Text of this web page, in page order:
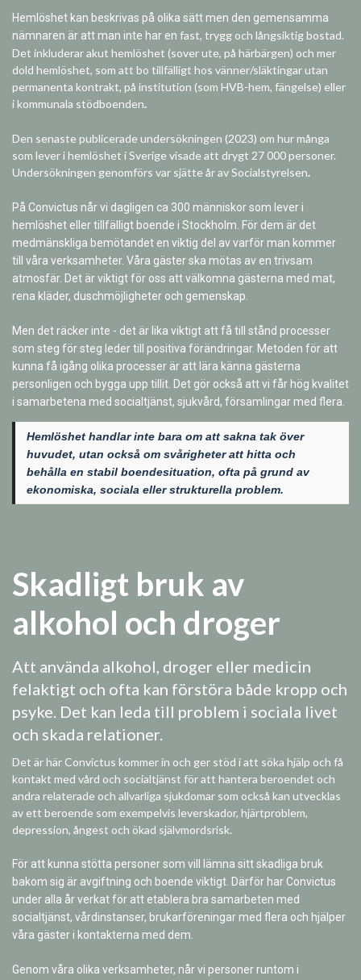
Hemlöshet kan beskrivas på olika sätt men den gemensamma
nämnaren är att man inte har en fast, trygg och långsiktig bostad.
Det inkluderar akut hemlöshet (sover ute, på härbärgen) och mer
dold hemlöshet, som att bo tillfälligt hos vänner/släktingar utan
permanenta kontrakt, på institution (som HVB-hem, fängelse) eller
i kommunala stödboenden.
Den senaste publicerade undersökningen (2023) om hur många
som lever i hemlöshet i Sverige visade att drygt 27 000 personer.
Undersökningen genomförs var sjätte år av Socialstyrelsen.
På Convictus når vi dagligen ca 300 människor som lever i
hemlöshet eller tillfälligt boende i Stockholm. För dem är det
medmänskliga bemötandet en viktig del av varför man kommer
till våra verksamheter. Våra gäster ska mötas av en trivsam
atmosfär. Det är viktigt för oss att välkomna gästerna med mat,
rena kläder, duschmöjligheter och gemenskap.
Men det räcker inte - det är lika viktigt att få till stånd processer
som steg för steg leder till positiva förändringar. Metoden för att
kunna få igång olika processer är att lära känna gästerna
personligen och bygga upp tillit. Det gör också att vi får hög kvalitet
i samarbetena med socialtjänst, sjukvård, församlingar med flera.
Hemlöshet handlar inte bara om att sakna tak över
huvudet, utan också om svårigheter att hitta och
behålla en stabil boendesituation, ofta på grund av
ekonomiska, sociala eller strukturella problem.
Skadligt bruk av
alkohol och droger
Att använda alkohol, droger eller medicin
felaktigt och ofta kan förstöra både kropp och
psyke. Det kan leda till problem i sociala livet
och skada relationer.
Det är här Convictus kommer in och ger stöd i att söka hjälp och få
kontakt med vård och socialtjänst för att hantera beroendet och
andra relaterade och allvarliga sjukdomar som också kan utvecklas
av ett beroende som exempelvis leverskador, hjärtproblem,
depression, ångest och ökad självmordsrisk.
För att kunna stötta personer som vill lämna sitt skadliga bruk
bakom sig är avgiftning och boende viktigt. Därför har Convictus
under alla år verkat för att etablera bra samarbeten med
socialtjänst, vårdinstanser, brukarföreningar med flera och hjälper
våra gäster i kontakterna med dem.
Genom våra olika verksamheter, når vi personer runtom i